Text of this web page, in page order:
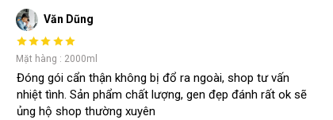
Văn Dũng
Đóng gói cẩn thận không bị đổ ra ngoài, shop tư vấn
nhiệt tình. Sản phẩm chất lượng, gen đẹp đánh rất ok sẽ
ủng hộ shop thường xuyên
Mặt hàng : 2000ml